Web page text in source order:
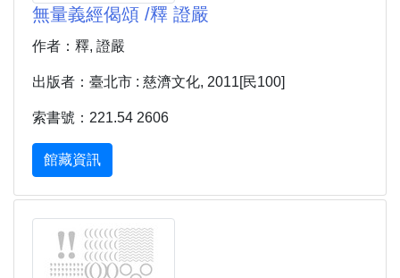
無量義經偈頌 /釋 證嚴
作者：釋, 證嚴
出版者：臺北市 : 慈濟文化, 2011[民100]
索書號：221.54 2606
館藏資訊